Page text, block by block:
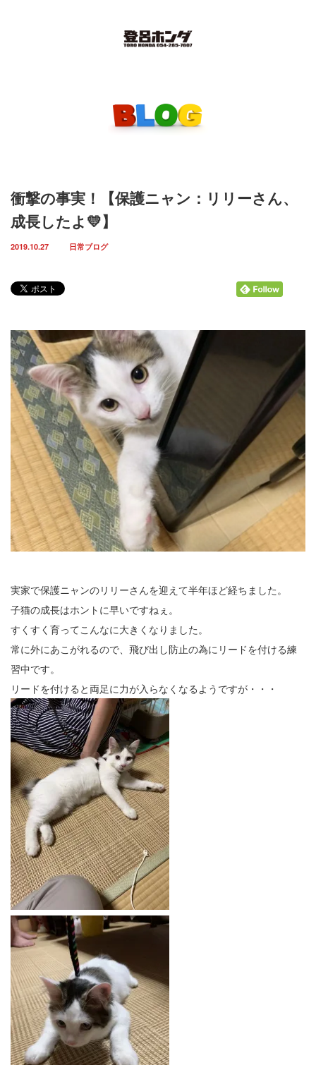
衝撃の事実！【保護ニャン：リリーさん、
成長したよ💛】
2019.10.27 日常ブログ
実家で保護ニャンのリリーさんを迎えて半年ほど経ちました。
子猫の成長はホントに早いですねぇ。
すくすく育ってこんなに大きくなりました。
常に外にあこがれるので、飛び出し防止の為にリードを付ける練
習中です。
リードを付けると両足に力が入らなくなるようですが・・・
お知らせ
スタッフ紹介
お問い合わせ